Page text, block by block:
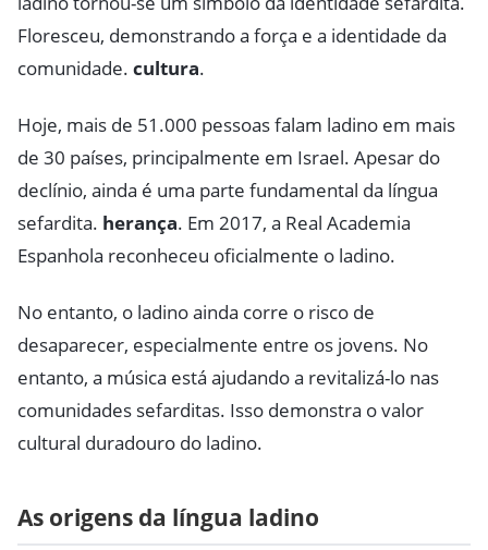
Floresceu, demonstrando a força e a identidade da
comunidade. cultura.
Hoje, mais de 51.000 pessoas falam ladino em mais
de 30 países, principalmente em Israel. Apesar do
declínio, ainda é uma parte fundamental da língua
sefardita. herança. Em 2017, a Real Academia
Espanhola reconheceu oficialmente o ladino.
No entanto, o ladino ainda corre o risco de
desaparecer, especialmente entre os jovens. No
entanto, a música está ajudando a revitalizá-lo nas
comunidades sefarditas. Isso demonstra o valor
cultural duradouro do ladino.
As origens da língua ladino